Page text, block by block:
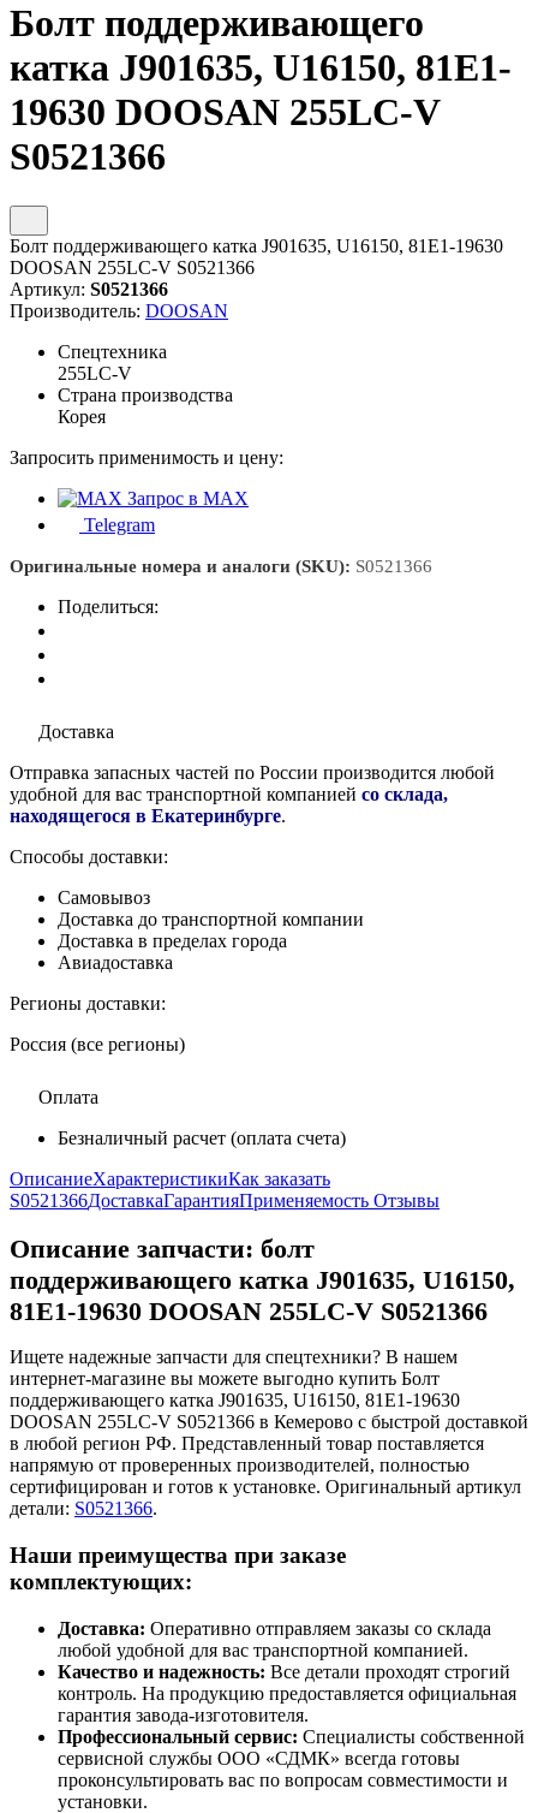
Болт поддерживающего
катка J901635, U16150, 81E1-
19630 DOOSAN 255LC-V
S0521366
Болт поддерживающего катка J901635, U16150, 81E1-19630
DOOSAN 255LC-V S0521366
Артикул: S0521366
Производитель: DOOSAN
Спецтехника
255LC-V
Страна производства
Корея
Запросить применимость и цену:
Запрос в MAX
Telegram
Оригинальные номера и аналоги (SKU): S0521366
Поделиться:
Доставка
Отправка запасных частей по России производится любой
удобной для вас транспортной компанией со склада,
находящегося в Екатеринбурге.
Способы доставки:
Самовывоз
Доставка до транспортной компании
Доставка в пределах города
Авиадоставка
Регионы доставки:
Россия (все регионы)
Оплата
Безналичный расчет (оплата счета)
ОписаниеХарактеристикиКак заказать
S0521366ДоставкаГарантияПрименяемость Отзывы
Описание запчасти: болт
поддерживающего катка J901635, U16150,
81E1-19630 DOOSAN 255LC-V S0521366
Ищете надежные запчасти для спецтехники? В нашем
интернет-магазине вы можете выгодно купить Болт
поддерживающего катка J901635, U16150, 81E1-19630
DOOSAN 255LC-V S0521366 в Кемерово с быстрой доставкой
в любой регион РФ. Представленный товар поставляется
напрямую от проверенных производителей, полностью
сертифицирован и готов к установке. Оригинальный артикул
детали: S0521366.
Наши преимущества при заказе
комплектующих:
Доставка: Оперативно отправляем заказы со склада
любой удобной для вас транспортной компанией.
Качество и надежность: Все детали проходят строгий
контроль. На продукцию предоставляется официальная
гарантия завода-изготовителя.
Профессиональный сервис: Специалисты собственной
сервисной службы ООО «СДМК» всегда готовы
проконсультировать вас по вопросам совместимости и
установки.